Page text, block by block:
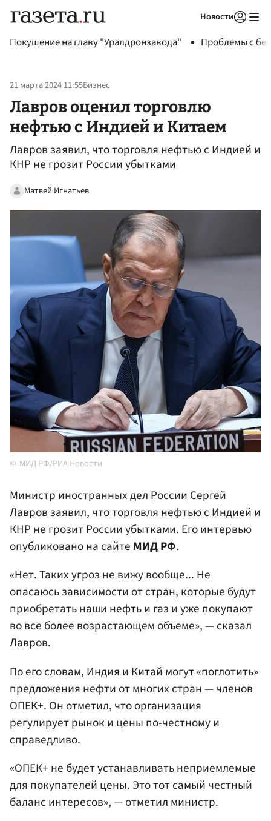
Новости
Покушение на главу "Уралдронзавода" Проблемы с
21 марта 2024 11:55Бизнес
Лавров оценил торговлю
нефтью с Индией и Китаем
Лавров заявил, что торговля нефтью с Индией и
КНР не грозит России убытками
Матвей Игнатьев
МИД РФ/РИА Новости
Министр иностранных делРоссииСергей
Лавровзаявил, что торговля нефтью сИндиейи
КНРне грозит России убытками. Его интервью
опубликовано на сайтеМИД РФ.
«Нет. Таких угроз не вижу вообще... Не
опасаюсь зависимости от стран, которые будут
приобретать наши нефть и газ и уже покупают
во все более возрастающем объеме», — сказал
Лавров.
По его словам, Индия и Китай могут «поглотить»
предложения нефти от многих стран — членов
ОПЕК+. Он отметил, что организация
регулирует рынок и цены по-честному и
справедливо.
«ОПЕК+ не будет устанавливать неприемлемые
для покупателей цены. Это тот самый честный
баланс интересов», — отметил министр.